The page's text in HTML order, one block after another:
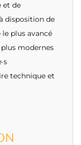
et de
disposition de
plus avancé
modernes
technique et